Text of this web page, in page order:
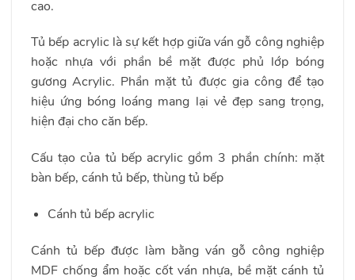
cao.
Tủ bếp acrylic là sự kết hợp giữa ván gỗ công nghiệp
hoặc nhựa với phần bề mặt được phủ lớp bóng
gương Acrylic. Phần mặt tủ được gia công để tạo
hiệu ứng bóng loáng mang lại vẻ đẹp sang trọng,
hiện đại cho căn bếp.
Cấu tạo của tủ bếp acrylic gồm 3 phần chính: mặt
bàn bếp, cánh tủ bếp, thùng tủ bếp
Cánh tủ bếp acrylic
Cánh tủ bếp được làm bằng ván gỗ công nghiệp
MDF chống ẩm hoặc cốt ván nhựa, bề mặt cánh tủ